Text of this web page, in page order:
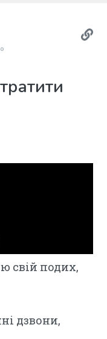
свій подих,
дзвони,